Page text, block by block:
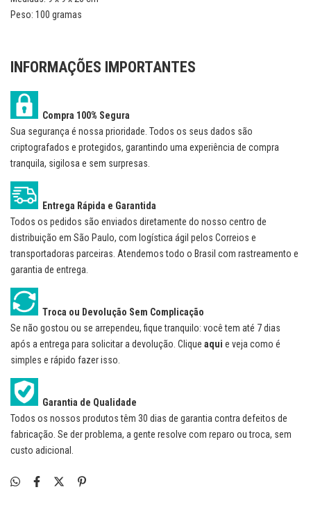
Peso: 100 gramas
INFORMAÇÕES IMPORTANTES
Compra 100% Segura
Sua segurança é nossa prioridade. Todos os seus dados são
criptografados e protegidos, garantindo uma experiência de compra
tranquila, sigilosa e sem surpresas.
Entrega Rápida e Garantida
Todos os pedidos são enviados diretamente do nosso centro de
distribuição em São Paulo, com logística ágil pelos Correios e
transportadoras parceiras. Atendemos todo o Brasil com rastreamento e
garantia de entrega.
Troca ou Devolução Sem Complicação
Se não gostou ou se arrependeu, fique tranquilo: você tem até 7 dias
após a entrega para solicitar a devolução. Clique aqui e veja como é
simples e rápido fazer isso.
Garantia de Qualidade
Todos os nossos produtos têm 30 dias de garantia contra defeitos de
fabricação. Se der problema, a gente resolve com reparo ou troca, sem
custo adicional.